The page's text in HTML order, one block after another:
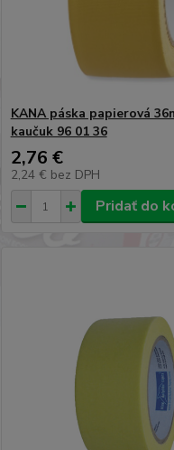
KANA páska papierová
kaučuk 96 01 36
2,76 €
2,24 € bez DPH
Pridať do